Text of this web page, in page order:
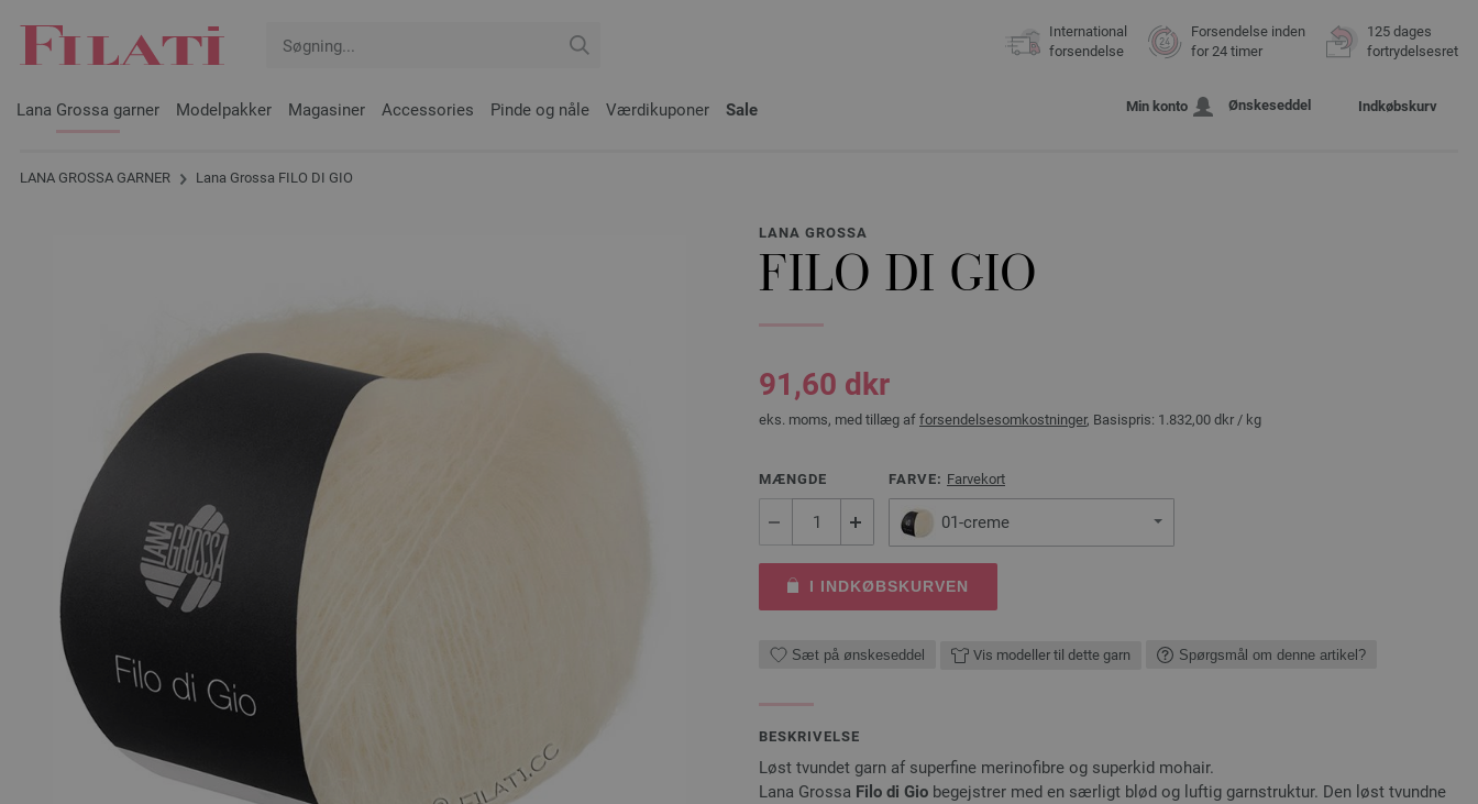
International
forsendelse
Forsendelse inden
for 24 timer
125 dages
fortrydelsesret
Lana Grossa garner Modelpakker Magasiner Accessories Pinde og nåle Værdikuponer Sale Min konto Ønskeseddel Indkøbskurv
LANA GROSSA GARNER Lana Grossa FILO DI GIO
LANA GROSSA
FILO DI GIO
91,60 dkr
eks. moms, med tillæg af forsendelsesomkostninger, Basispris: 1.832,00 dkr / kg
MÆNGDE FARVE: Farvekort
01-creme
I INDKØBSKURVEN
Sæt på ønskeseddel Vis modeller til dette garn Spørgsmål om denne artikel?
BESKRIVELSE
Løst tvundet garn af superfine merinofibre og superkid mohair.
Lana Grossa Filo di Gio begejstrer med en særligt blød og luftig garnstruktur. Den løst tvundne